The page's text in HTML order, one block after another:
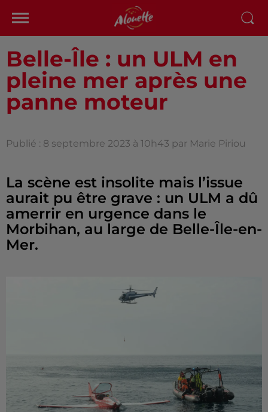
Belle-Île : un ULM en
pleine mer après une
panne moteur
Publié : 8 septembre 2023 à 10h43 par Marie Piriou
La scène est insolite mais l’issue
aurait pu être grave : un ULM a dû
amerrir en urgence dans le
Morbihan, au large de Belle-Île-en-
Mer.